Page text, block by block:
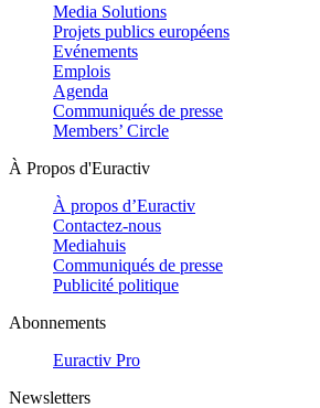
Media Solutions
Projets publics européens
Evénements
Emplois
Agenda
Communiqués de presse
Members’ Circle
À Propos d'Euractiv
À propos d’Euractiv
Contactez-nous
Mediahuis
Communiqués de presse
Publicité politique
Abonnements
Euractiv Pro
Newsletters